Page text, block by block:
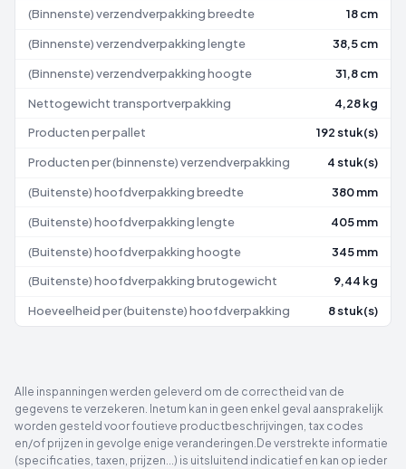
(Binnenste) verzendverpakking breedte 18 cm
(Binnenste) verzendverpakking lengte 38,5 cm
(Binnenste) verzendverpakking hoogte 31,8 cm
Nettogewicht transportverpakking 4,28 kg
Producten per pallet 192 stuk(s)
Producten per (binnenste) verzendverpakking 4 stuk(s)
(Buitenste) hoofdverpakking breedte 380 mm
(Buitenste) hoofdverpakking lengte 405 mm
(Buitenste) hoofdverpakking hoogte 345 mm
(Buitenste) hoofdverpakking brutogewicht 9,44 kg
Hoeveelheid per (buitenste) hoofdverpakking 8 stuk(s)
Alle inspanningen werden geleverd om de correctheid van de
gegevens te verzekeren. Inetum kan in geen enkel geval aansprakelijk
worden gesteld voor foutieve productbeschrijvingen, tax codes
en/of prijzen in gevolge enige veranderingen.De verstrekte informatie
(specificaties, taxen, prijzen...) is uitsluitend indicatief en kan op ieder